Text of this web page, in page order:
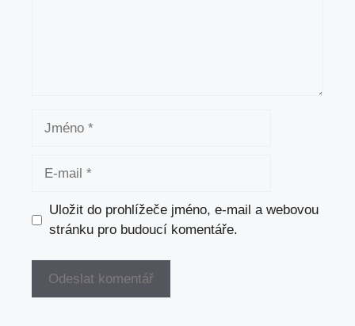
Jméno
Uložit do prohlížeče jméno, e-mail a webovou
stránku pro budoucí komentáře.